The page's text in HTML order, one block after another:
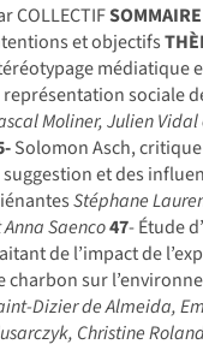
COLLECTIF
et objectifs
médiatique
représentation sociale
Moliner, Julien
Solomon Asch,
suggestion et des
Stéphane
Anna Saenco47- Étude
de l’impact de
charbon sur
Dizier de Almeida,
Christine